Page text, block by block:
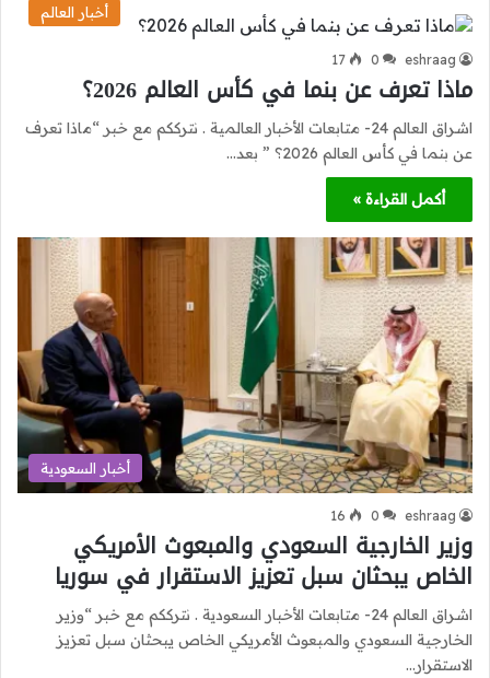
أخبار العالم
eshraag
0
17
ماذا تعرف عن بنما في كأس العالم 2026؟
اشراق العالم 24- متابعات الأخبار العالمية . نترككم مع خبر “ماذا تعرف
عن بنما في كأس العالم 2026؟ ” بعد…
أكمل القراءة »
أخبار السعودية
eshraag
0
16
وزير الخارجية السعودي والمبعوث الأمريكي
الخاص يبحثان سبل تعزيز الاستقرار في سوريا
اشراق العالم 24- متابعات الأخبار السعودية . نترككم مع خبر “وزير
الخارجية السعودي والمبعوث الأمريكي الخاص يبحثان سبل تعزيز
الاستقرار…